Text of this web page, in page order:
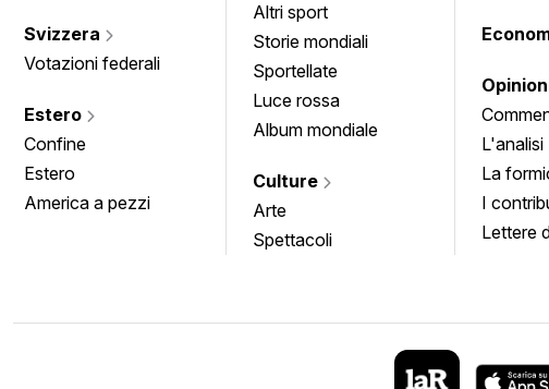
Svizzera
Votazioni federali
Estero
Confine
Estero
America a pezzi
Altri sport
Storie mondiali
Sportellate
Luce rossa
Album mondiale
Culture
Arte
Spettacoli
L'analisi
La
I
Lettere